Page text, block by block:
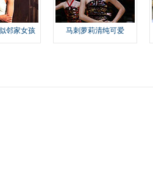
邻家女孩 马刺萝莉清纯可爱